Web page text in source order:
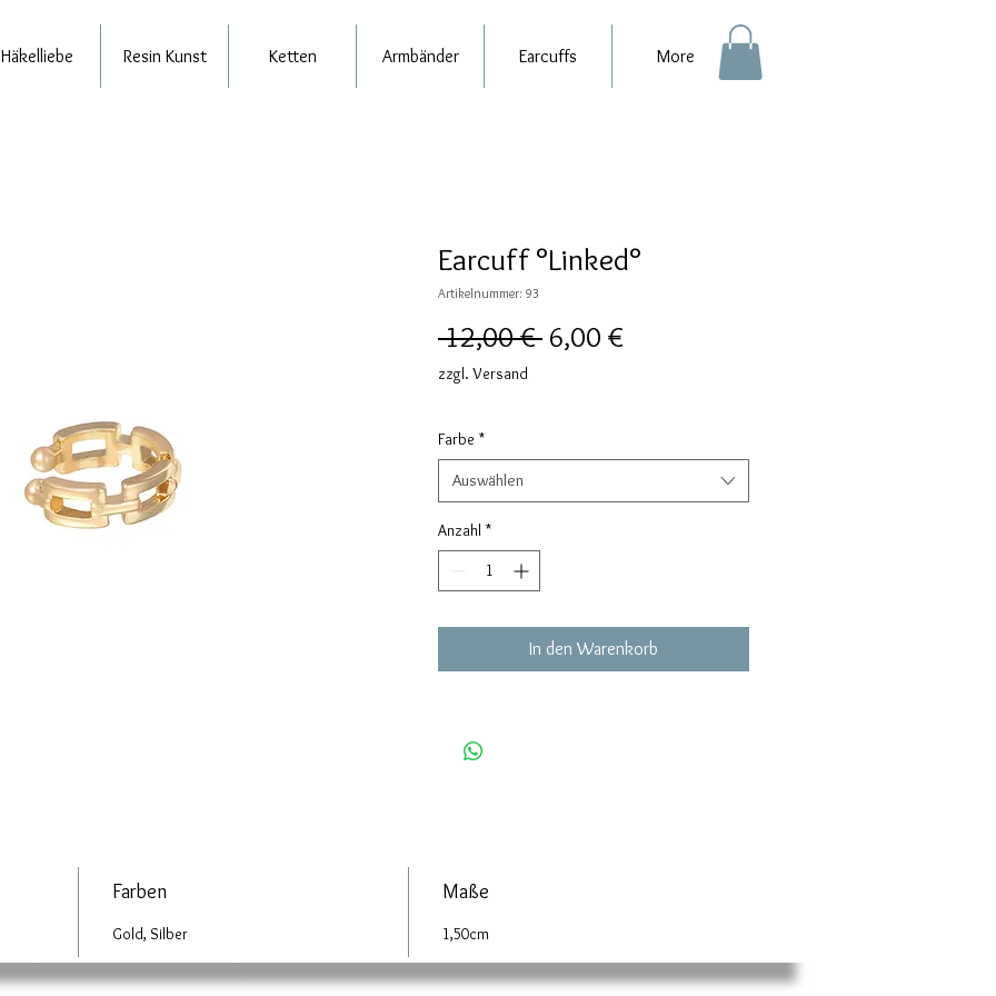
Häkelliebe Resin Kunst Ketten Armbänder Earcuffs More
Earcuff °Linked°
Artikelnummer: 93
12,00 € Standardpreis
6,00 €
zzgl. Versand
Farbe *
Auswählen
Anzahl *
In den Warenkorb
Farben
Gold, Silber
Maße
1,50cm